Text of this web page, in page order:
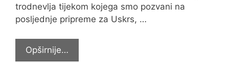
trodnevlja tijekom kojega smo pozvani na
posljednje pripreme za Uskrs, …
Opširnije…